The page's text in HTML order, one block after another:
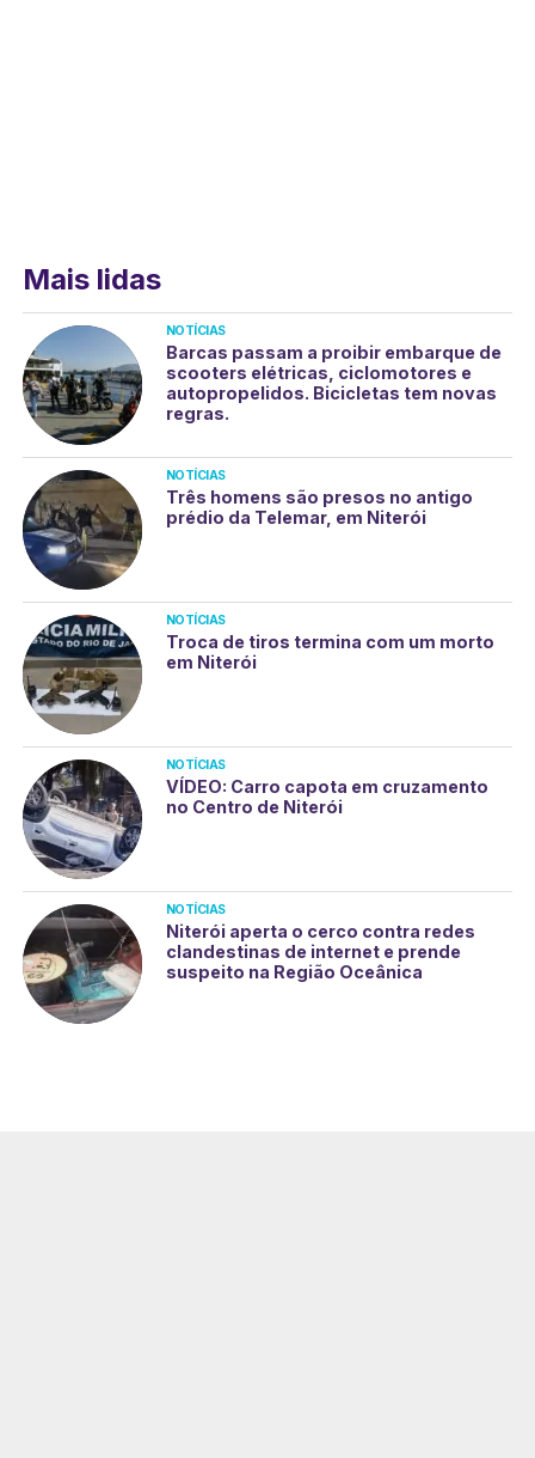
Mais lidas
NOTÍCIAS
Barcas passam a proibir embarque de
scooters elétricas, ciclomotores e
autopropelidos. Bicicletas tem novas
regras.
NOTÍCIAS
Três homens são presos no antigo
prédio da Telemar, em Niterói
NOTÍCIAS
Troca de tiros termina com um morto
em Niterói
NOTÍCIAS
VÍDEO: Carro capota em cruzamento
no Centro de Niterói
NOTÍCIAS
Niterói aperta o cerco contra redes
clandestinas de internet e prende
suspeito na Região Oceânica